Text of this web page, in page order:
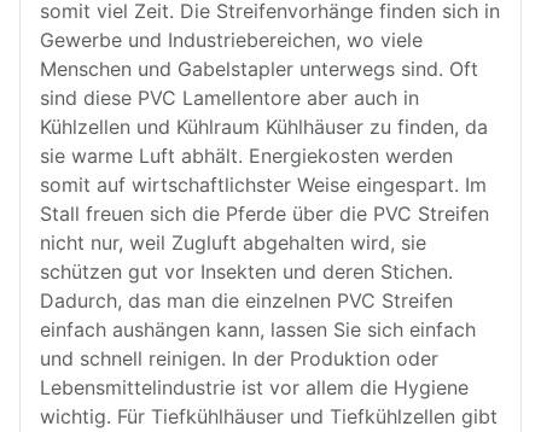
somit viel Zeit. Die Streifenvorhänge finden sich in
Gewerbe und Industriebereichen, wo viele
Menschen und Gabelstapler unterwegs sind. Oft
sind diese PVC Lamellentore aber auch in
Kühlzellen und Kühlraum Kühlhäuser zu finden, da
sie warme Luft abhält. Energiekosten werden
somit auf wirtschaftlichster Weise eingespart. Im
Stall freuen sich die Pferde über die PVC Streifen
nicht nur, weil Zugluft abgehalten wird, sie
schützen gut vor Insekten und deren Stichen.
Dadurch, das man die einzelnen PVC Streifen
einfach aushängen kann, lassen Sie sich einfach
und schnell reinigen. In der Produktion oder
Lebensmittelindustrie ist vor allem die Hygiene
wichtig. Für Tiefkühlhäuser und Tiefkühlzellen gibt